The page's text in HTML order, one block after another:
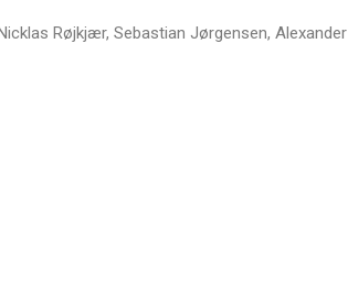
Røjkjær, Sebastian Jørgensen, Alexander